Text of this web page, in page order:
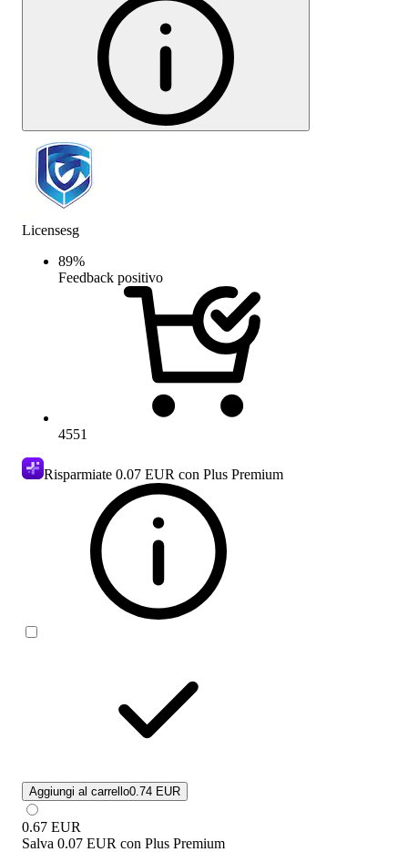
Licensesg
89%
Feedback positivo
4551
Risparmiate 0.07 EUR con Plus Premium
Aggiungi al carrello0.74 EUR
0.67 EUR
Salva 0.07 EUR con Plus Premium